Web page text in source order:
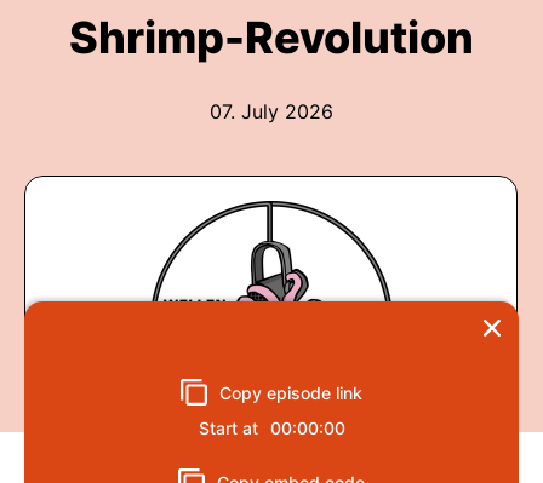
Shrimp-Revolution
07. July 2026